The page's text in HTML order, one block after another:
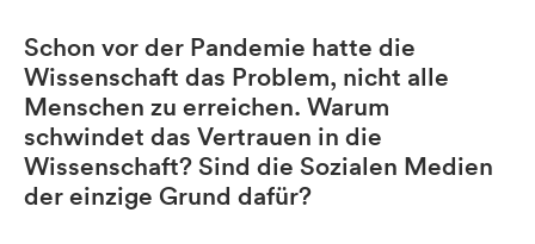
Schon vor der Pandemie hatte die
Wissenschaft das Problem, nicht alle
Menschen zu erreichen. Warum
schwindet das Vertrauen in die
Wissenschaft? Sind die Sozialen Medien
der einzige Grund dafür?